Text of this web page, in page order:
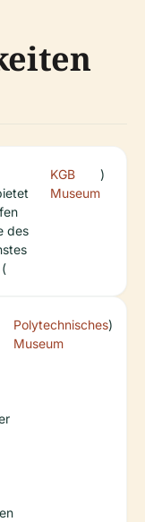
des
KGB
Museum
)
Polytechnisches
Museum
)